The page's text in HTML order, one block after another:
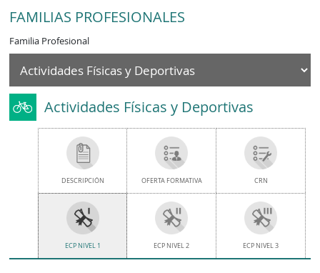
FAMILIAS PROFESIONALES
Familia Profesional
Actividades Físicas y Deportivas
DESCRIPCIÓN OFERTA FORMATIVA CRN
ECP NIVEL 1 ECP NIVEL 2 ECP NIVEL 3